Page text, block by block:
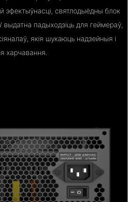
эфектыўнасці, святлодыёдны блок
выдатна падыходзіць для геймераў,
якія шукаюць надзейныя і
харчавання.